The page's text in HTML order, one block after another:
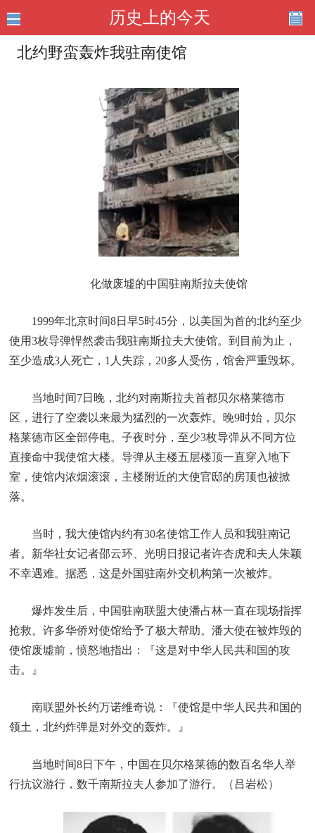
历史上的今天
北约野蛮轰炸我驻南使馆
化做废墟的中国驻南斯拉夫使馆
1999年北京时间8日早5时45分，以美国为首的北约至少
使用3枚导弹悍然袭击我驻南斯拉夫大使馆。到目前为止，
至少造成3人死亡，1人失踪，20多人受伤，馆舍严重毁坏。
当地时间7日晚，北约对南斯拉夫首都贝尔格莱德市
区，进行了空袭以来最为猛烈的一次轰炸。晚9时始，贝尔
格莱德市区全部停电。子夜时分，至少3枚导弹从不同方位
直接命中我使馆大楼。导弹从主楼五层楼顶一直穿入地下
室，使馆内浓烟滚滚，主楼附近的大使官邸的房顶也被掀
落。
当时，我大使馆内约有30名使馆工作人员和我驻南记
者。新华社女记者邵云环、光明日报记者许杏虎和夫人朱颖
不幸遇难。据悉，这是外国驻南外交机构第一次被炸。
爆炸发生后，中国驻南联盟大使潘占林一直在现场指挥
抢救。许多华侨对使馆给予了极大帮助。潘大使在被炸毁的
使馆废墟前，愤怒地指出：『这是对中华人民共和国的攻
击。』
南联盟外长约万诺维奇说：『使馆是中华人民共和国的
领土，北约炸弹是对外交的轰炸。』
当地时间8日下午，中国在贝尔格莱德的数百名华人举
行抗议游行，数千南斯拉夫人参加了游行。（吕岩松）